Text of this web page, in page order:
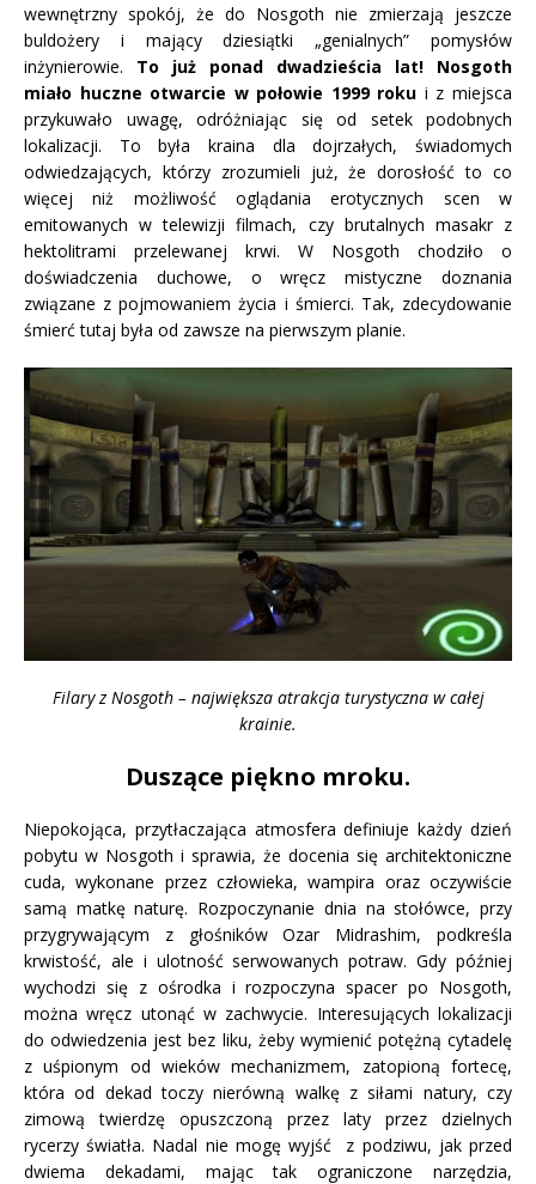
wewnętrzny spokój, że do Nosgoth nie zmierzają jeszcze
buldożery i mający dziesiątki „genialnych” pomysłów
inżynierowie. To już ponad dwadzieścia lat! Nosgoth
miało huczne otwarcie w połowie 1999 roku i z miejsca
przykuwało uwagę, odróżniając się od setek podobnych
lokalizacji. To była kraina dla dojrzałych, świadomych
odwiedzających, którzy zrozumieli już, że dorosłość to co
więcej niż możliwość oglądania erotycznych scen w
emitowanych w telewizji filmach, czy brutalnych masakr z
hektolitrami przelewanej krwi. W Nosgoth chodziło o
doświadczenia duchowe, o wręcz mistyczne doznania
związane z pojmowaniem życia i śmierci. Tak, zdecydowanie
śmierć tutaj była od zawsze na pierwszym planie.
Filary z Nosgoth – największa atrakcja turystyczna w całej
krainie.
Duszące piękno mroku.
Niepokojąca, przytłaczająca atmosfera definiuje każdy dzień
pobytu w Nosgoth i sprawia, że docenia się architektoniczne
cuda, wykonane przez człowieka, wampira oraz oczywiście
samą matkę naturę. Rozpoczynanie dnia na stołówce, przy
przygrywającym z głośników Ozar Midrashim, podkreśla
krwistość, ale i ulotność serwowanych potraw. Gdy później
wychodzi się z ośrodka i rozpoczyna spacer po Nosgoth,
można wręcz utonąć w zachwycie. Interesujących lokalizacji
do odwiedzenia jest bez liku, żeby wymienić potężną cytadelę
z uśpionym od wieków mechanizmem, zatopioną fortecę,
która od dekad toczy nierówną walkę z siłami natury, czy
zimową twierdzę opuszczoną przez laty przez dzielnych
rycerzy światła. Nadal nie mogę wyjść z podziwu, jak przed
dwiema dekadami, mając tak ograniczone narzędzia,